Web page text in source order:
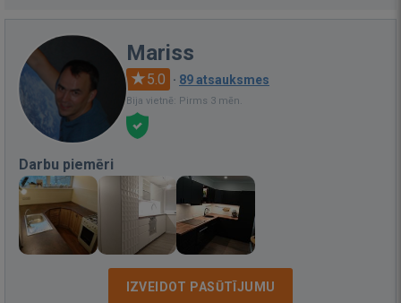
Mariss
5.0 · 89 atsauksmes
Bija vietnē: Pirms 3 mēn.
Darbu piemēri
IZVEIDOT PASŪTĪJUMU